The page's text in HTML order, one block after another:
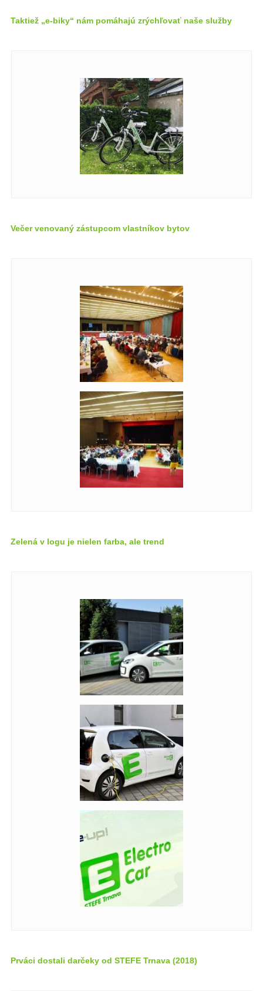
Taktiež „e-biky“ nám pomáhajú zrýchľovať naše služby
Večer venovaný zástupcom vlastníkov bytov
Zelená v logu je nielen farba, ale trend
Prváci dostali darčeky od STEFE Trnava (2018)